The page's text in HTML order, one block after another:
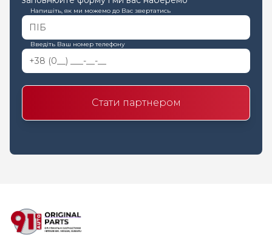
Напишіть, як ми можемо до Вас звертатись
Введіть Ваш номер телефону
Стати партнером